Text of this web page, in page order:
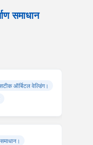
समाधान
ऑर्बिटल वेल्डिंग।